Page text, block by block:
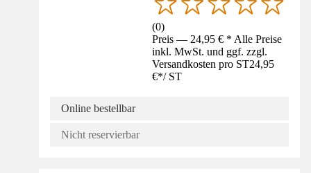
(0)
Preis — 24,95 € * Alle Preise
inkl. MwSt. und ggf. zzgl.
Versandkosten pro ST24,95
€*/ ST
Online bestellbar
Nicht reservierbar